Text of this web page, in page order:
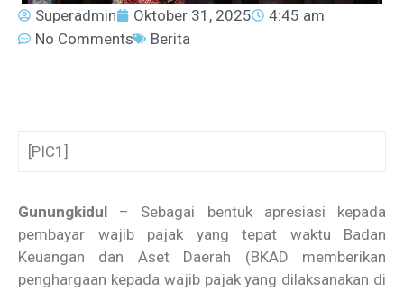
Superadmin Oktober 31, 2025
4:45 am
No Comments
Berita
[PIC1]
Gunungkidul – Sebagai bentuk apresiasi kepada
pembayar wajib pajak yang tepat waktu Badan
Keuangan dan Aset Daerah (BKAD memberikan
penghargaan kepada wajib pajak yang dilaksanakan di